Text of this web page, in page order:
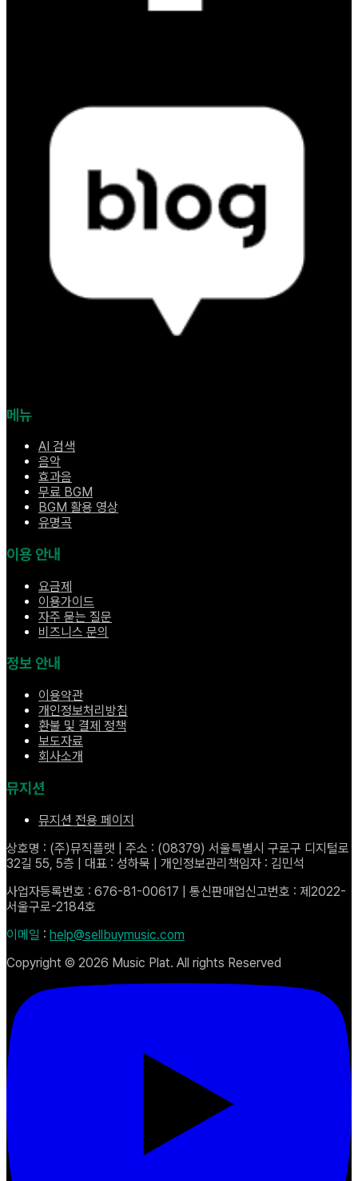
메뉴
AI 검색
음악
효과음
무료 BGM
BGM 활용 영상
유명곡
이용 안내
요금제
이용가이드
자주 묻는 질문
비즈니스 문의
정보 안내
이용약관
개인정보처리방침
환불 및 결제 정책
보도자료
회사소개
뮤지션
뮤지션 전용 페이지
상호명 : (주)뮤직플랫 | 주소 : (08379) 서울특별시 구로구 디지털로
32길 55, 5층 | 대표 : 성하묵 | 개인정보관리책임자 : 김민석
사업자등록번호 : 676-81-00617 | 통신판매업신고번호 : 제2022-
서울구로-2184호
이메일 : help@sellbuymusic.com
Copyright © 2026 Music Plat. All rights Reserved